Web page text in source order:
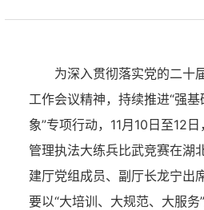
为深入贯彻落实党的二十
工作会议精神，持续推进“强
象”专项行动，11月10日至12
管理执法大练兵比武竞赛在湖
建厅党组成员、副厅长龙宁出
要以“大培训、大规范、大服